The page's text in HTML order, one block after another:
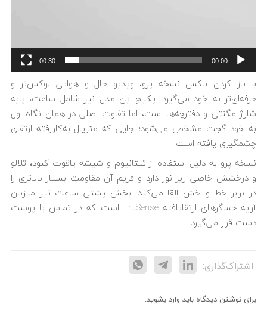
00:00
00:30
با باز کردن باکس نسخه پرو، ویدیو حال و هوایی لوکس‌تر و
حرفه‌ای‌تر به خود می‌گیرد. پکیج این مدل نیز شامل ساعت، پایه
شارژ مگنتی و دفترچه‌ها است، اما تفاوت اصلی در همان نگاه اول
به خود گجت مشخص می‌شود؛ جایی که متریال به‌کاررفته ارتقای
چشمگیری یافته است.
نسخه پرو به دلیل استفاده از تیتانیوم و شیشه یاقوت کبود، تلالو
و درخشش خاصی زیر نور دارد و فریم آن مقاومت بسیار بالاتری را
در برابر خط و خش القا می‌کند. بخش پشتی ساعت نیز میزبان
آرایه حسگرهای ارتقایافته TruSense است که در تماس با پوست
دست قرار می‌گیرد.
اشتراک‌گذاری:
برای نوشتن دیدگاه باید وارد بشوید.